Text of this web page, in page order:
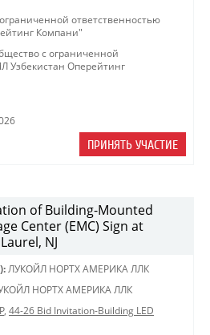
ответственностью
Компани"
с ограниченной
Узбекистан Оперейтинг
ПРИНЯТЬ УЧАСТИЕ
of Building-Mounted
Center (EMC) Sign at
NJ
ЛУКОЙЛ НОРТХ АМЕРИКА ЛЛК
НОРТХ АМЕРИКА ЛЛК
, 44-26 Bid Invitation-Building LED